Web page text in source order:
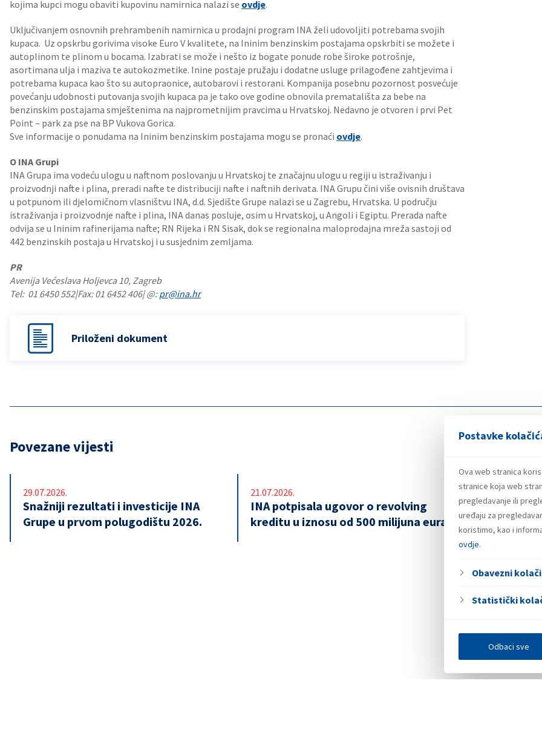
Postavke
Ova web stranica
stranice koja web
pregledavanje ili
uređaju za
koristimo, kao i
ovdje.
Obavezni
Statistički
Odbaci sve
kojima kupci mogu obaviti kupovinu namirnica nalazi se ovdje.
Uključivanjem osnovnih prehrambenih namirnica u prodajni program INA želi udovoljiti potrebama svojih
kupaca. Uz opskrbu gorivima visoke Euro V kvalitete, na Ininim benzinskim postajama opskrbiti se možete i
autoplinom te plinom u bocama. Izabrati se može i nešto iz bogate ponude robe široke potrošnje,
asortimana ulja i maziva te autokozmetike. Inine postaje pružaju i dodatne usluge prilagođene zahtjevima i
potrebama kupaca kao što su autopraonice, autobarovi i restorani. Kompanija posebnu pozornost posvećuje
povećanju udobnosti putovanja svojih kupaca pa je tako ove godine obnovila prematališta za bebe na
benzinskim postajama smještenima na najprometnijim pravcima u Hrvatskoj. Nedavno je otvoren i prvi Pet
Point – park za pse na BP Vukova Gorica.
Sve informacije o ponudama na Ininim benzinskim postajama mogu se pronaći ovdje.
O INA Grupi
INA Grupa ima vodeću ulogu u naftnom poslovanju u Hrvatskoj te značajnu ulogu u regiji u istraživanju i
proizvodnji nafte i plina, preradi nafte te distribuciji nafte i naftnih derivata. INA Grupu čini više ovisnih društava
u potpunom ili djelomičnom vlasništvu INA, d.d. Sjedište Grupe nalazi se u Zagrebu, Hrvatska. U području
istraživanja i proizvodnje nafte i plina, INA danas posluje, osim u Hrvatskoj, u Angoli i Egiptu. Prerada nafte
odvija se u Ininim rafinerijama nafte; RN Rijeka i RN Sisak, dok se regionalna maloprodajna mreža sastoji od
442 benzinskih postaja u Hrvatskoj i u susjednim zemljama.
PR
Avenija Većeslava Holjevca 10, Zagreb
Tel: 01 6450 552|Fax: 01 6452 406| @:pr@ina.hr
Priloženi dokument
Povezane vijesti
29.07.2026.
Snažniji rezultati i investicije INA
Grupe u prvom polugodištu 2026.
21.07.2026.
INA potpisala ugovor o revolving
kreditu u iznosu od 500 milijuna eura